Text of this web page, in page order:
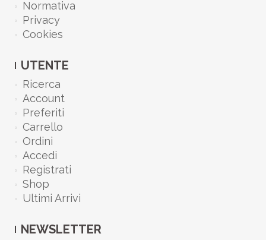
Normativa
Privacy
Cookies
UTENTE
Ricerca
Account
Preferiti
Carrello
Ordini
Accedi
Registrati
Shop
Ultimi Arrivi
NEWSLETTER